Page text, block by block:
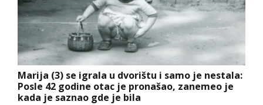
Marija (3) se igrala u dvorištu i samo je nestala:
Posle 42 godine otac je pronašao, zanemeo je
kada je saznao gde je bila